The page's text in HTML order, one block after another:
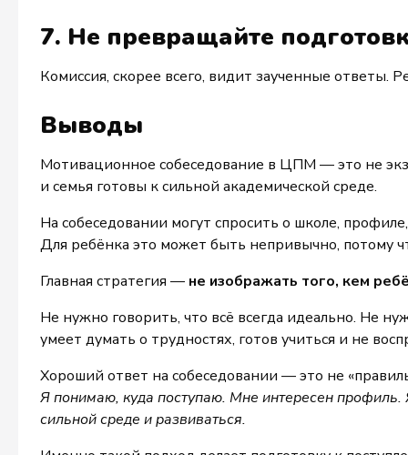
7. Не превращайте
Комиссия, скорее всего, видит заученные
Выводы
Мотивационное собеседование в ЦПМ — это не
и семья готовы к сильной академической среде.
На собеседовании могут спросить о школе,
Для ребёнка это может быть непривычно, потому
Главная стратегия — не изображать того, кем
Не нужно говорить, что всё всегда идеально. Не
умеет думать о трудностях, готов учиться и не
Хороший ответ на собеседовании — это не
Я понимаю, куда поступаю. Мне интересен профиль.
сильной среде и развиваться.